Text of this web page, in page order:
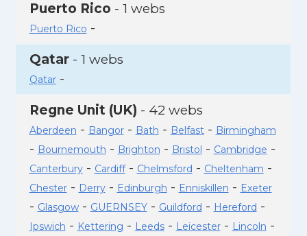
Puerto Rico - 1 webs
Puerto Rico -
Qatar- 1 webs
Qatar-
Regne Unit (UK) - 42 webs
Aberdeen - Bangor- Bath - Belfast- Birmingham
- Bournemouth - Brighton - Bristol - Cambridge -
Canterbury- Cardiff- Chelmsford - Cheltenham -
Chester- Derry- Edinburgh - Enniskillen - Exeter
- Glasgow- GUERNSEY- Guildford - Hereford -
Ipswich - Kettering - Leeds- Leicester- Lincoln -